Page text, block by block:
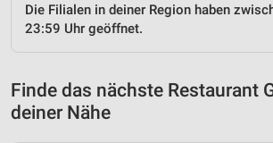
Die Filialen in deiner Region haben
23:59 Uhr geöffnet.
Finde das nächste Restaurant
deiner Nähe